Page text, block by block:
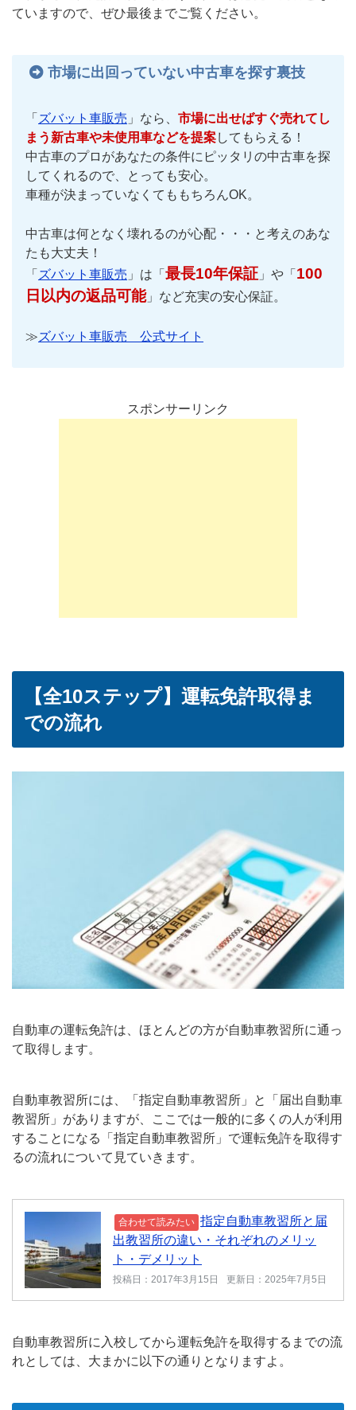
ていますので、ぜひ最後までご覧ください。
市場に出回っていない中古車を探す裏技
「 ズバット車販売 」なら、 市場に出せばすぐ売れてし
まう新古車や未使用車などを提案してもらえる！
中古車のプロがあなたの条件にピッタリの中古車を探
してくれるので、とっても安心。
車種が決まっていなくてももちろんOK。
中古車は何となく壊れるのが心配・・・と考えのあな
たも大丈夫！
「 ズバット車販売 」は「 最長10年保証 」や「 100
日以内の返品可能」など充実の安心保証。
≫ズバット車販売 公式サイト
スポンサーリンク
【全10ステップ】運転免許取得ま
での流れ
自動車の運転免許は、ほとんどの方が自動車教習所に通っ
て取得します。
自動車教習所には、「指定自動車教習所」と「届出自動車
教習所」がありますが、ここでは一般的に多くの人が利用
することになる「指定自動車教習所」で運転免許を取得す
るの流れについて見ていきます。
合わせて読みたい 指定自動車教習所と届
出教習所の違い・それぞれのメリッ
ト・デメリット
投稿日：2017年3月15日 更新日：2025年7月5日
自動車教習所に入校してから運転免許を取得するまでの流
れとしては、大まかに以下の通りとなりますよ。